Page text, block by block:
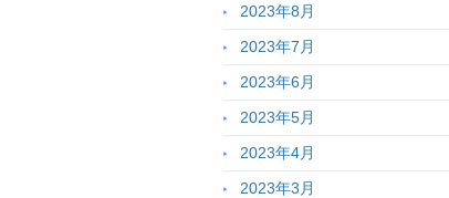
2023年8月
2023年7月
2023年6月
2023年5月
2023年4月
2023年3月